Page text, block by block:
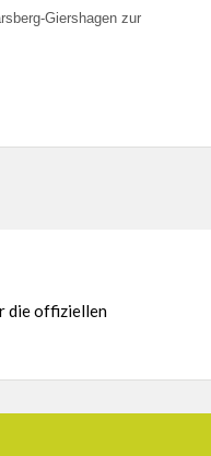
Giershagen zur
die offiziellen